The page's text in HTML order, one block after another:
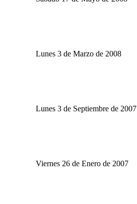
Lunes 3 de Marzo de 2008
Lunes 3 de Septiembre de 2007
Viernes 26 de Enero de 2007